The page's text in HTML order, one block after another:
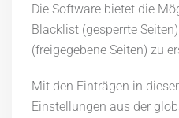
Die Software bietet die
Blacklist (gesperrte
(freigegebene Seiten) zu
Mit den Einträgen in
Einstellungen aus der